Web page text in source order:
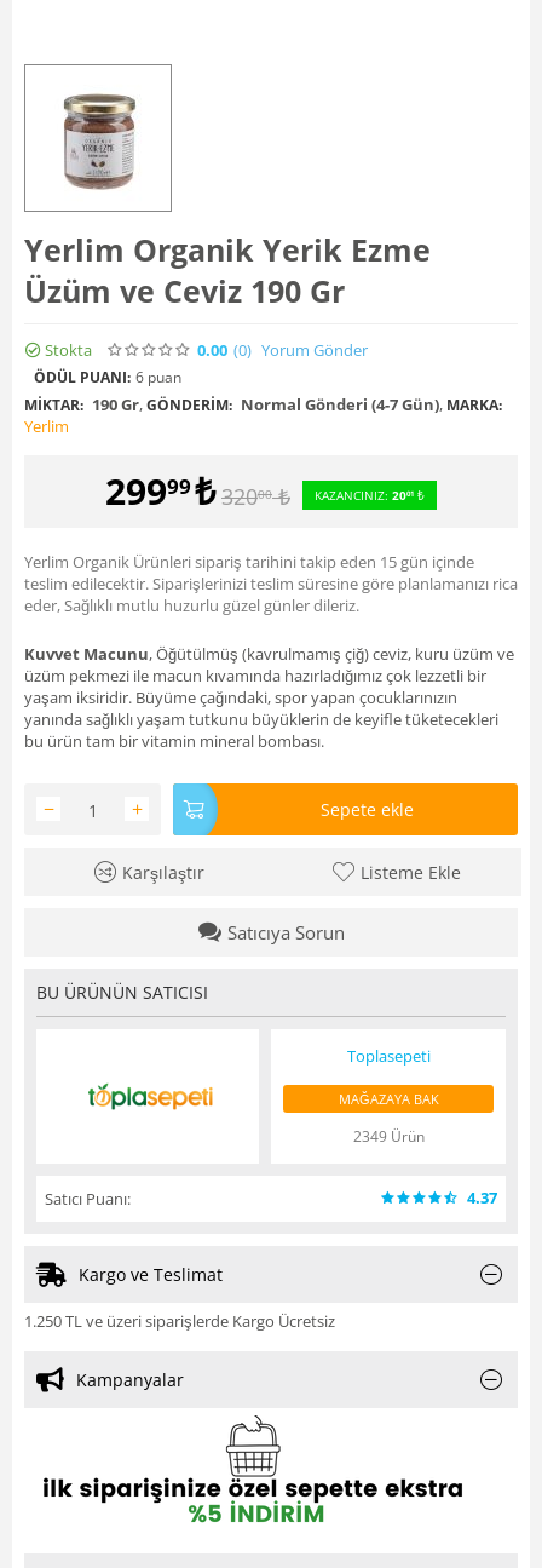
Yerlim Organik Yerik Ezme
Üzüm ve Ceviz 190 Gr
Stokta 0.00 (0) Yorum Gönder
ÖDÜL PUANI: 6 puan
MIKTAR: 190 Gr,GÖNDERIM: Normal Gönderi (4-7 Gün), MARKA:
Yerlim
29999₺ 32000 ₺ KAZANCINIZ: 2001 ₺
Yerlim Organik Ürünleri sipariş tarihini takip eden 15 gün içinde
teslim edilecektir. Siparişlerinizi teslim süresine göre planlamanızı rica
eder, Sağlıklı mutlu huzurlu güzel günler dileriz.
Kuvvet Macunu, Öğütülmüş (kavrulmamış çiğ) ceviz, kuru üzüm ve
üzüm pekmezi ile macun kıvamında hazırladığımız çok lezzetli bir
yaşam iksiridir. Büyüme çağındaki, spor yapan çocuklarınızın
yanında sağlıklı yaşam tutkunu büyüklerin de keyifle tüketecekleri
bu ürün tam bir vitamin mineral bombası.
+
− Sepete ekle
Karşılaştır Listeme Ekle
Satıcıya Sorun
BU ÜRÜNÜN SATICISI
Toplasepeti
MAĞAZAYA BAK
2349 Ürün
Satıcı Puanı: 4.37
Kargo ve Teslimat
1.250 TL ve üzeri siparişlerde Kargo Ücretsiz
Kampanyalar